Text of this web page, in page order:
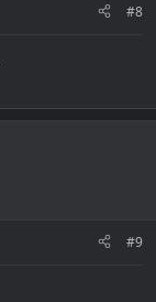
#8
#9